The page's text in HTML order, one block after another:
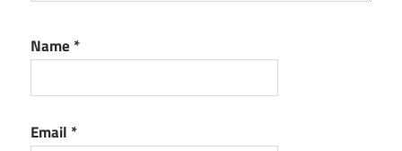
Name *
Email *